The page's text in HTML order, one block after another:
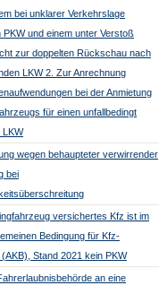
bei unklarer Verkehrslage
PKW und einem unter Verstoß
zur doppelten Rückschau nach
LKW 2. Zur Anrechnung
bei der Anmietung
für einen unfallbedingt
LKW
wegen behaupteter verwirrender
bei
versichertes Kfz ist im
Bedingung für Kfz-
Stand 2021 kein PKW
an eine